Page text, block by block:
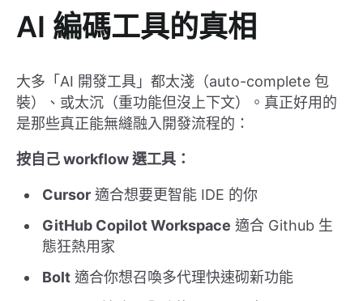
AI 編碼工具的真相
大多「AI 開發工具」都太淺（auto-complete 包
裝）、或太沉（重功能但沒上下文）。真正好用的
是那些真正能無縫融入開發流程的：
按自己 workflow 選工具：
Cursor 適合想要更智能 IDE 的你
GitHub Copilot Workspace 適合 Github 生
態狂熱用家
Bolt 適合你想召喚多代理快速砌新功能